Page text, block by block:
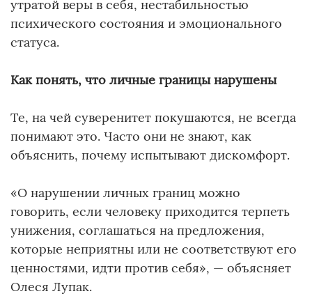
утратой веры в себя, нестабильностью
психического состояния и эмоционального
статуса.
Как понять, что личные границы нарушены
Те, на чей суверенитет покушаются, не всегда
понимают это. Часто они не знают, как
объяснить, почему испытывают дискомфорт.
«О нарушении личных границ можно
говорить, если человеку приходится терпеть
унижения, соглашаться на предложения,
которые неприятны или не соответствуют его
ценностями, идти против себя», — объясняет
Олеся Лупак.